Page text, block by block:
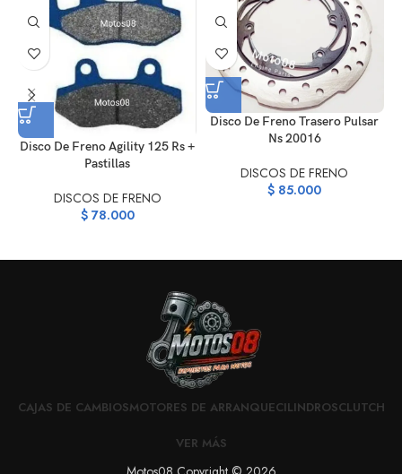
Disco De Freno Agility 125 Rs +
Pastillas
DISCOS DE FRENO
$78.000
Disco De Freno Trasero Pulsar
Ns 20016
DISCOS DE FRENO
$ 85.000
CAJAS DE CAMBIOSMOTORES DE ARRANQUECILINDROSCLUTCH
VER MÁS